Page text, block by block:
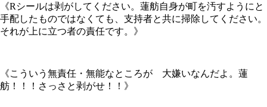
《Rシールは剥がしてください。蓮舫自身が町を汚すようにと
手配したものではなくても、支持者と共に掃除してください。
それが上に立つ者の責任です。》
《こういう無責任・無能なところが 大嫌いなんだよ。蓮
舫！！！さっさと剥がせ！！》